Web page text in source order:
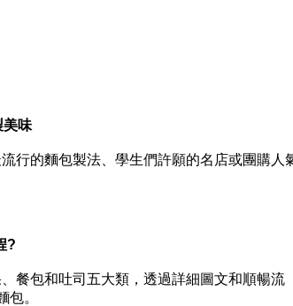
味
的麵包製法、學生們許願的名店或團購人
?
包和吐司五大類，透過詳細圖文和順暢流
包。